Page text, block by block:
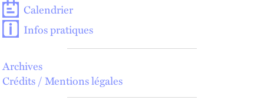
Calendrier
Infos pratiques
Archives
Crédits / Mentions légales